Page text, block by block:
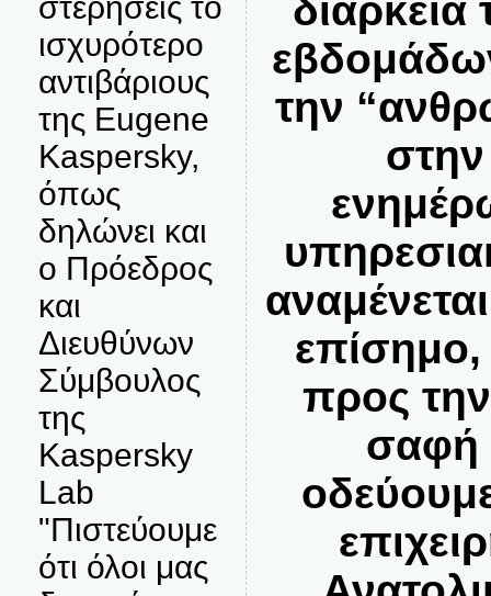
ισχυρότερο
αντιβάριους
της Eugene
Kaspersky,
όπως
δηλώνει και
ο Πρόεδρος
και
Διευθύνων
Σύμβουλος
της
Kaspersky
Lab
"Πιστεύουμε
ότι όλοι μας
την
επίσημο,
προς
σαφή